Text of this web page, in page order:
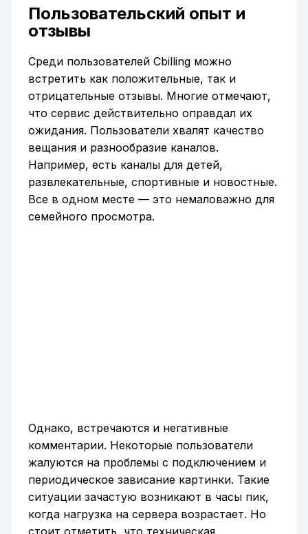
Пользовательский опыт и
отзывы
Среди пользователей Cbilling можно
встретить как положительные, так и
отрицательные отзывы. Многие отмечают,
что сервис действительно оправдал их
ожидания. Пользователи хвалят качество
вещания и разнообразие каналов.
Например, есть каналы для детей,
развлекательные, спортивные и новостные.
Все в одном месте — это немаловажно для
семейного просмотра.
Однако, встречаются и негативные
комментарии. Некоторые пользователи
жалуются на проблемы с подключением и
периодическое зависание картинки. Такие
ситуации зачастую возникают в часы пик,
когда нагрузка на сервера возрастает. Но
стоит отметить, что техническая